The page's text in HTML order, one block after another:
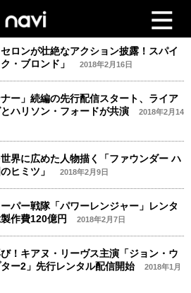
ロンが壮絶なアクション披露！スパイ
・ブロンド」
2018年2月16日
ナー」続編の先行配信スタート、ライア
ハリソン・フォードが共演
2018年2月14
界に広めた人物描く「ファウンダー ハ
ヒミツ」
2018年2月9日
パー戦隊「パワーレンジャー」レンタ
作費120億円
2018年2月7日
！キアヌ・リーヴス主演「ジョン・ウ
ー2」先行レンタル配信開始
2018年1月